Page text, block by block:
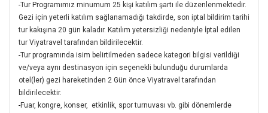
-Tur Programımız minumum 25 kişi katılım şartı ile düzenlenmektedir.
Gezi için yeterli katılım sağlanamadığı takdirde, son iptal bildirim tarihi
tur kakışına 20 gün kaladır. Katılım yetersizliği nedeniyle İptal edilen
tur Viyatravel tarafından bildirilecektir.
-Tur programında isim belirtilmeden sadece kategori bilgisi verildiği
ve/veya aynı destinasyon için seçenekli bulunduğu durumlarda
otel(ler) gezi hareketinden 2 Gün önce Viyatravel tarafından
bildirilecektir.
-Fuar, kongre, konser, etkinlik, spor turnuvası vb. gibi dönemlerde